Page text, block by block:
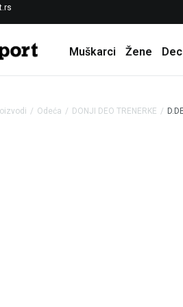
PARTNER ADIDAS
Muškarci Žene
Odeća DONJI DEO TRENERKE